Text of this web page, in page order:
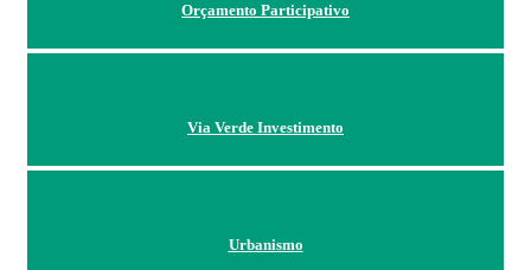
Orçamento Participativo
Via Verde Investimento
Urbanismo